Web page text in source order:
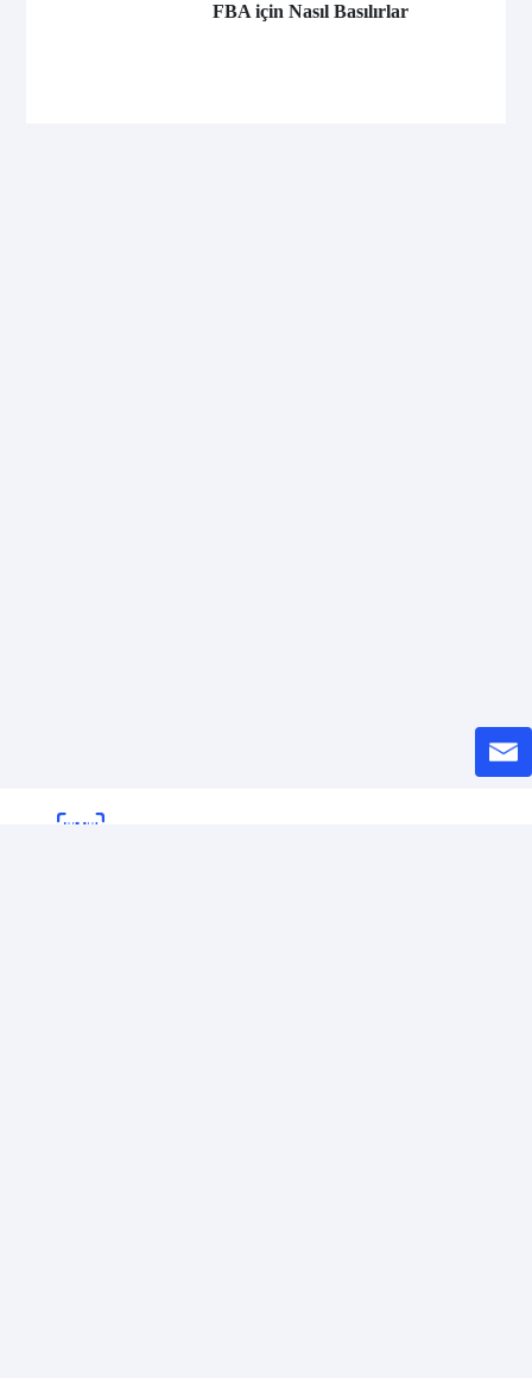
FBA için Nasıl Basılırlar